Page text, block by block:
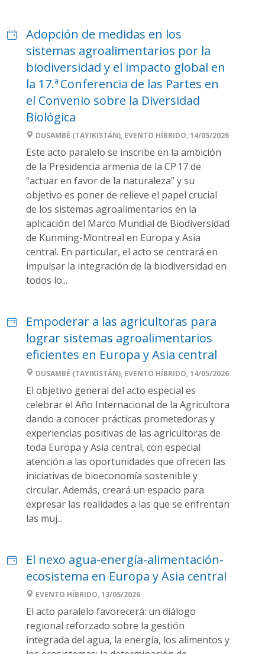
Adopción de medidas en los
sistemas agroalimentarios por la
biodiversidad y el impacto global en
la 17.ª Conferencia de las Partes en
el Convenio sobre la Diversidad
Biológica
DUSAMBÉ (TAYIKISTÁN), EVENTO HÍBRIDO, 14/05/2026
Este acto paralelo se inscribe en la ambición
de la Presidencia armenia de la CP 17 de
“actuar en favor de la naturaleza” y su
objetivo es poner de relieve el papel crucial
de los sistemas agroalimentarios en la
aplicación del Marco Mundial de Biodiversidad
de Kunming-Montreal en Europa y Asia
central. En particular, el acto se centrará en
impulsar la integración de la biodiversidad en
todos lo...
Empoderar a las agricultoras para
lograr sistemas agroalimentarios
eficientes en Europa y Asia central
DUSAMBÉ (TAYIKISTÁN), EVENTO HÍBRIDO, 14/05/2026
El objetivo general del acto especial es
celebrar el Año Internacional de la Agricultora
dando a conocer prácticas prometedoras y
experiencias positivas de las agricultoras de
toda Europa y Asia central, con especial
atención a las oportunidades que ofrecen las
iniciativas de bioeconomía sostenible y
circular. Además, creará un espacio para
expresar las realidades a las que se enfrentan
las muj...
El nexo agua-energía-alimentación-
ecosistema en Europa y Asia central
EVENTO HÍBRIDO, 13/05/2026
El acto paralelo favorecerá: un diálogo
regional reforzado sobre la gestión
integrada del agua, la energía, los alimentos y